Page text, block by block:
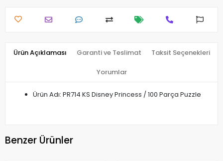
Ürün Açıklaması Garanti ve Teslimat Taksit Seçenekleri
Yorumlar
Ürün Adı: PR714 KS Disney Princess / 100 Parça Puzzle
Benzer Ürünler